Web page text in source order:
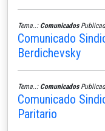
Tema..: Comunicados
Comunicado
Berdichevsky
Tema..: Comunicados
Comunicado
Paritario